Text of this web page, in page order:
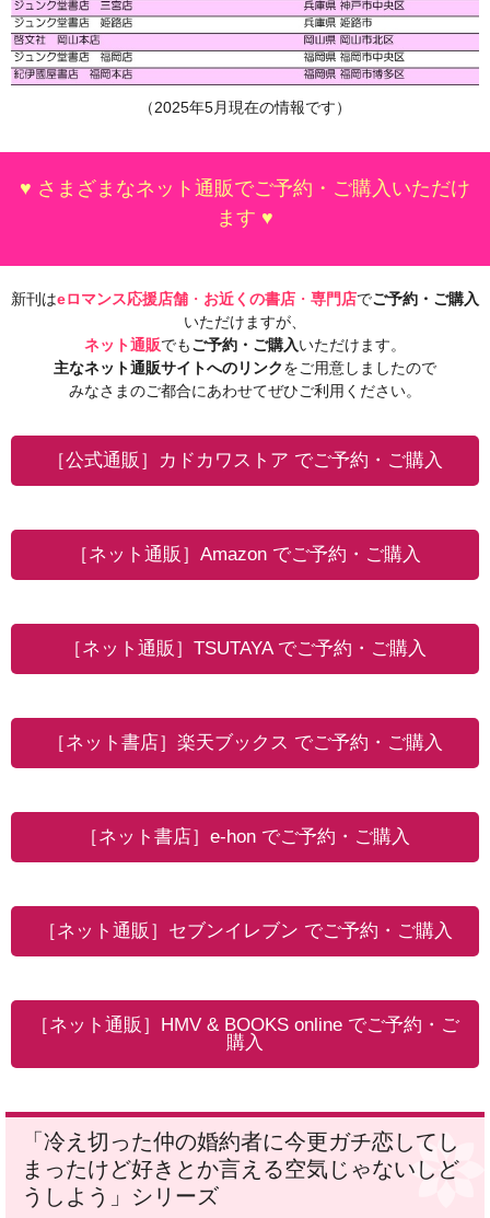
（2025年5月現在の情報です）
♥ さまざまなネット通販でご予約・ご購入いただけ
ます ♥
新刊はeロマンス応援店舗 ・ お近くの書店 ・ 専門店でご予約・ご購入
いただけますが、
ネット通販でもご予約・ご購入いただけます。
主なネット通販サイトへのリンクをご用意しましたので
みなさまのご都合にあわせてぜひご利用ください。
［公式通販］カドカワストア でご予約・ご購入
［ネット通販］Amazon でご予約・ご購入
［ネット通販］TSUTAYA でご予約・ご購入
［ネット書店］楽天ブックス でご予約・ご購入
［ネット書店］e-hon でご予約・ご購入
［ネット通販］セブンイレブン でご予約・ご購入
［ネット通販］HMV & BOOKS online でご予約・ご
購入
「冷え切った仲の婚約者に今更ガチ恋してし
まったけど好きとか言える空気じゃないしど
うしよう」シリーズ